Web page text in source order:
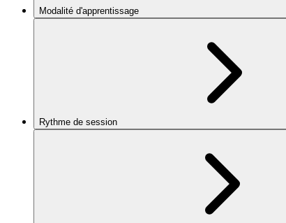
Modalité d'apprentissage
Rythme de session